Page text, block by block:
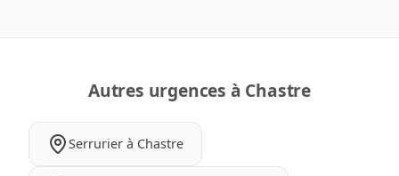
Autres urgences à Chastre
Serrurier à Chastre